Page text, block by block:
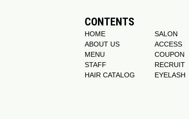
CONTENTS
HOME
ABOUT US
MENU
STAFF
HAIR CATALOG
SALON
ACCESS
COUPON
RECRUIT
EYELASH